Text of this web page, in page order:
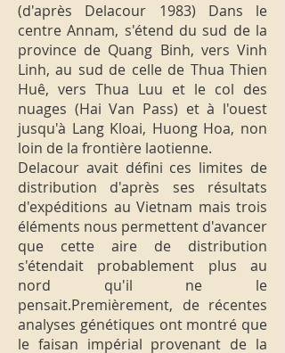
(d'après Delacour 1983) Dans le
centre Annam, s'étend du sud de la
province de Quang Binh, vers Vinh
Linh, au sud de celle de Thua Thien
Huê, vers Thua Luu et le col des
nuages (Hai Van Pass) et à l'ouest
jusqu'à Lang Kloai, Huong Hoa, non
loin de la frontière laotienne.
Delacour avait défini ces limites de
distribution d'après ses résultats
d'expéditions au Vietnam mais trois
éléments nous permettent d'avancer
que cette aire de distribution
s'étendait probablement plus au
nord qu'il ne le
pensait.Premièrement, de récentes
analyses génétiques ont montré que
le faisan impérial provenant de la